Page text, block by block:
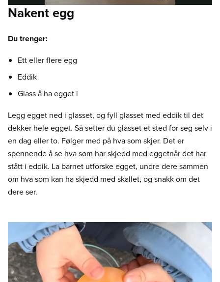
Nakent egg
Du trenger:
Ett eller flere egg
Eddik
Glass å ha egget i
Legg egget ned i glasset, og fyll glasset med eddik til det
dekker hele egget. Så setter du glasset et sted for seg selv i
en dag eller to. Følger med på hva som skjer. Det er
spennende å se hva som har skjedd med eggetnår det har
stått i eddik. La barnet utforske egget, undre dere sammen
om hva som kan ha skjedd med skallet, og snakk om det
dere ser.